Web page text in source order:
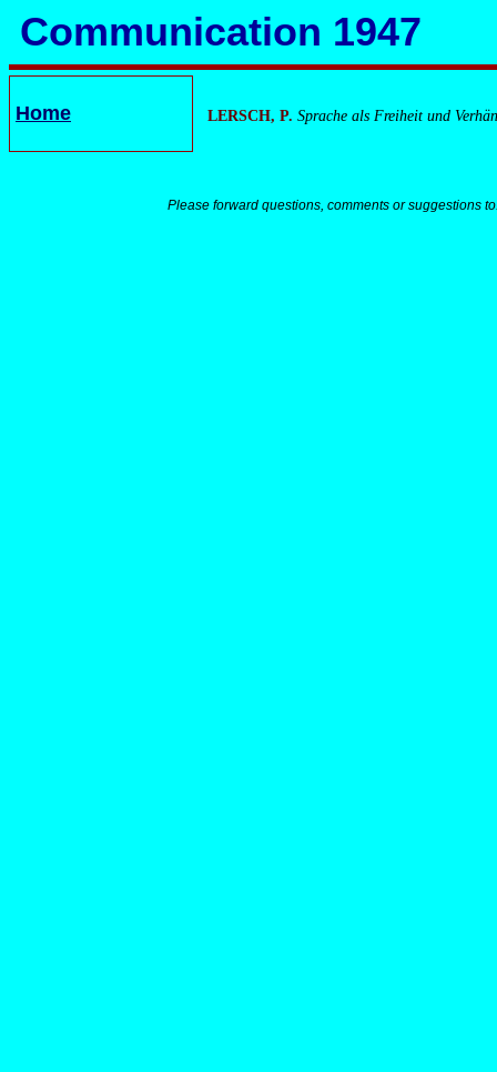
Communication 1947
Home LERSCH, P. Sprache als Freiheit und
Please forward questions, comments or suggestions